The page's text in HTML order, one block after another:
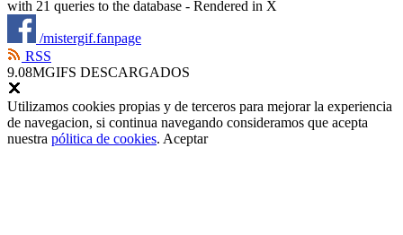
with 21 queries to the database - Rendered in X
/mistergif.fanpage
RSS
9.08MGIFS DESCARGADOS
Utilizamos cookies propias y de terceros para mejorar la experiencia
de navegacion, si continua navegando consideramos que acepta
nuestra pólitica de cookies. Aceptar